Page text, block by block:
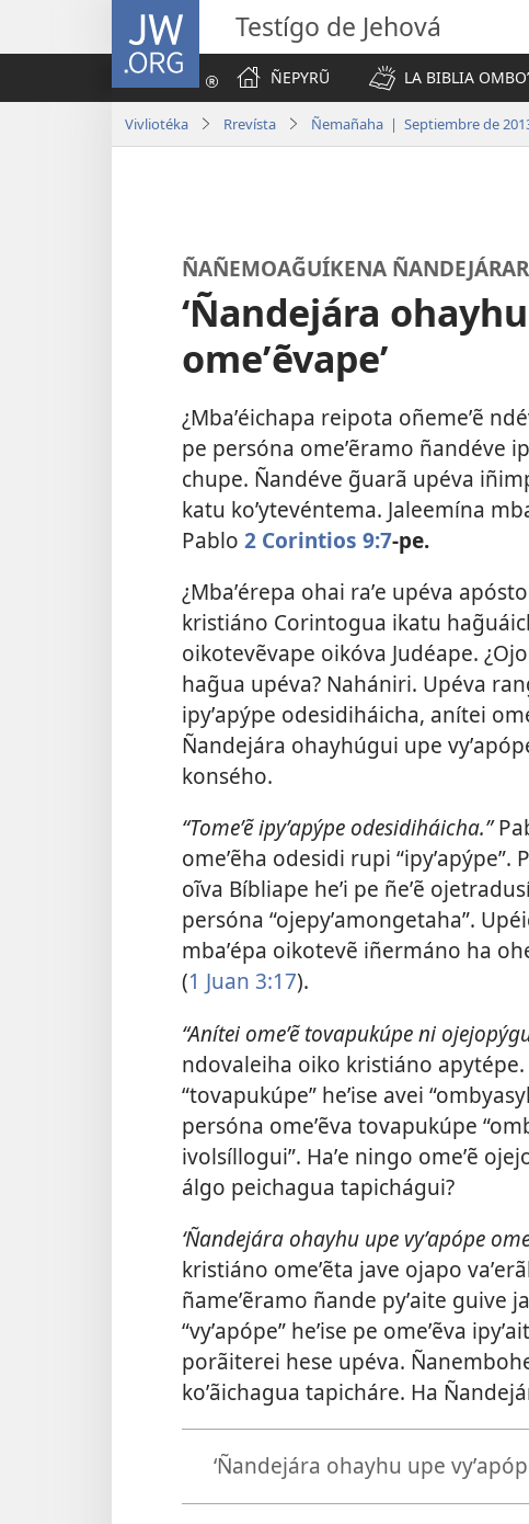
JW.ORG Testígo de Jehová
ÑEPYRŨ
LA BIBLIA
Vivliotéka Rrevísta Ñemañaha | Septiembre de
ÑAÑEMOAG̃UÍKENA
‘Ñandejára
omeʼẽvape’
¿Mbaʼéichapa reipota oñemeʼẽ
pe persóna omeʼẽramo ñandéve
chupe. Ñandéve g̃uarã upéva
katu koʼytevéntema. Jaleemína
Pablo 2 Corintios 9:7-pe.
¿Mbaʼérepa ohai raʼe upéva
kristiáno Corintogua ikatu
oikotevẽvape oikóva Judéape.
hag̃ua upéva? Nahániri. Upéva
ipyʼapýpe odesidiháicha, anítei
Ñandejára ohayhúgui upe
konsého.
“Tomeʼẽ ipyʼapýpe odesidiháicha.”
omeʼẽha odesidi rupi
oĩva Bíbliape heʼi pe ñeʼẽ
persóna “ojepyʼamongetaha”.
mbaʼépa oikotevẽ iñermáno ha
(1 Juan 3:17).
“Anítei omeʼẽ tovapukúpe ni
ndovaleiha oiko kristiáno
“tovapukúpe” heʼise avei
persóna omeʼẽva tovapukúpe
ivolsíllogui”. Haʼe ningo omeʼẽ
álgo peichagua tapichágui?
‘Ñandejára ohayhu upe vyʼapópe
kristiáno omeʼẽta jave ojapo
ñameʼẽramo ñande pyʼaite guive
“vyʼapópe” heʼise pe omeʼẽva
porãiterei hese upéva.
koʼãichagua tapicháre. Ha
‘Ñandejára ohayhu upe